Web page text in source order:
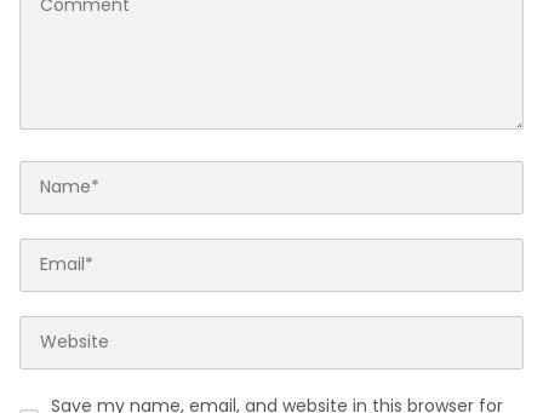
Save my name, email, and website in this browser for